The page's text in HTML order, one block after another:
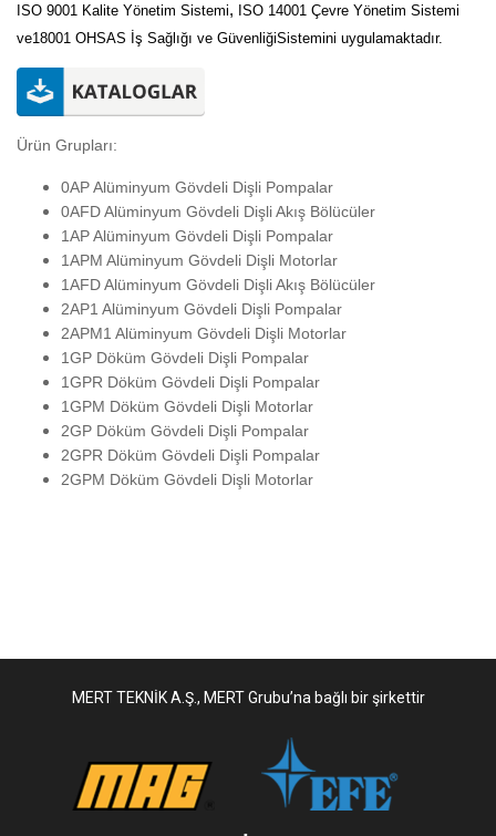
ISO 9001 Kalite Yönetim Sistemi, ISO 14001 Çevre Yönetim Sistemi
ve18001 OHSAS İş Sağlığı ve GüvenliğiSistemini uygulamaktadır.
Ürün Grupları:
0AP Alüminyum Gövdeli Dişli Pompalar
0AFD Alüminyum Gövdeli Dişli Akış Bölücüler
1AP Alüminyum Gövdeli Dişli Pompalar
1APM Alüminyum Gövdeli Dişli Motorlar
1AFD Alüminyum Gövdeli Dişli Akış Bölücüler
2AP1 Alüminyum Gövdeli Dişli Pompalar
2APM1 Alüminyum Gövdeli Dişli Motorlar
1GP Döküm Gövdeli Dişli Pompalar
1GPR Döküm Gövdeli Dişli Pompalar
1GPM Döküm Gövdeli Dişli Motorlar
2GP Döküm Gövdeli Dişli Pompalar
2GPR Döküm Gövdeli Dişli Pompalar
2GPM Döküm Gövdeli Dişli Motorlar
MERT TEKNİK A.Ş., MERT Grubu’na bağlı bir şirkettir